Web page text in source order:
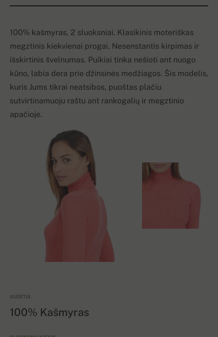
100% kašmyras, 2 sluoksniai. Klasikinis moteriškas
megztinis kiekvienai progai. Nesenstantis kirpimas ir
išskirtinis švelnumas. Puikiai tinka nešioti ant nuogo
kūno, labia dera prie džinsinės medžiagos. Šis modelis,
kuris Jums tikrai neatsibos, puoštas plačiu
sutvirtinamuoju raštu ant rankogalių ir megztinio
apačioje.
SUDĖTIS
100% Kašmyras